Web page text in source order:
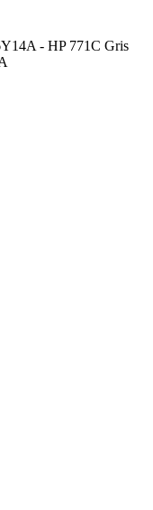
- HP 771C Gris